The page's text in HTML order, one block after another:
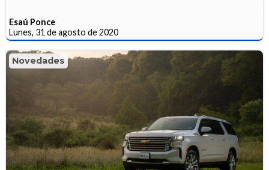
Esaú Ponce
Lunes, 31 de agosto de 2020
Novedades